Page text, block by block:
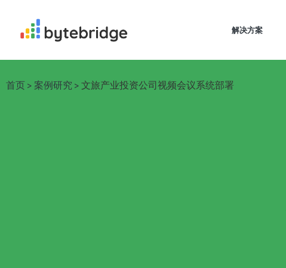
解决方案
首页 > 案例研究 >文旅产业投资公司视频会议系统部署